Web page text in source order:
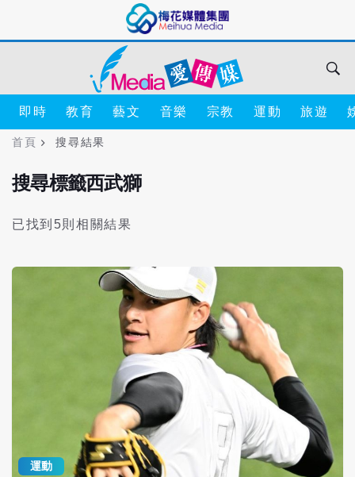
即時 教育 藝文 音樂 宗教 運動 旅遊
首頁 搜尋結果
搜尋標籤西武獅
已找到5則相關結果
運動